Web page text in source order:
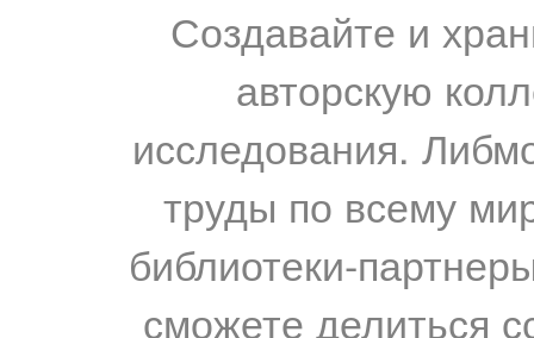
Создавайте и
авторскую
исследования.
труды по всему
библиотеки-
сможете делиться